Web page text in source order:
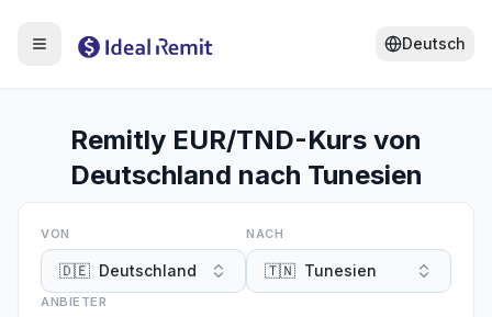
Deutsch
Remitly EUR/TND-Kurs von
Deutschland nach Tunesien
VON
🇩🇪 Deutschland
NACH
🇹🇳 Tunesien
ANBIETER